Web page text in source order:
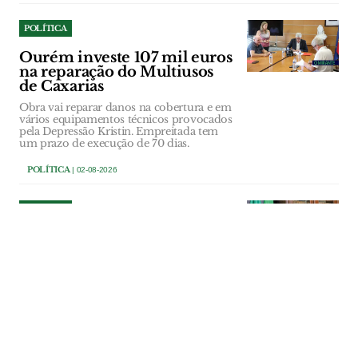
POLÍTICA
Ourém investe 107 mil euros
na reparação do Multiusos
de Caxarias
Obra vai reparar danos na cobertura e em
vários equipamentos técnicos provocados
pela Depressão Kristin. Empreitada tem
um prazo de execução de 70 dias.
POLÍTICA| 02-08-2026